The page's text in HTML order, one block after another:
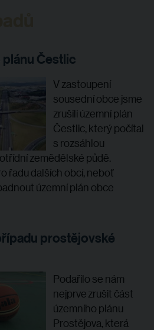
Čestlic
V zastoupení
sousední obce jsme
zrušili územní plán
Čestlic, který počítal
s rozsáhlou
zemědělské půdě.
řadu dalších obcí, neboť
územní plán obce
prostějovské
Podařilo se nám
nejprve zrušit část
územního plánu
Prostějova, která